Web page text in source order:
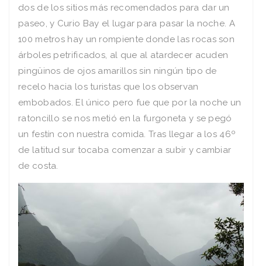
dos de los sitios más recomendados para dar un
paseo, y Curio Bay el lugar para pasar la noche. A
100 metros hay un rompiente donde las rocas son
árboles petrificados, al que al atardecer acuden
pingüinos de ojos amarillos sin ningún tipo de
recelo hacia los turistas que los observan
embobados. El único pero fue que por la noche un
ratoncillo se nos metió en la furgoneta y se pegó
un festín con nuestra comida. Tras llegar a los 46º
de latitud sur tocaba comenzar a subir y cambiar
de costa.